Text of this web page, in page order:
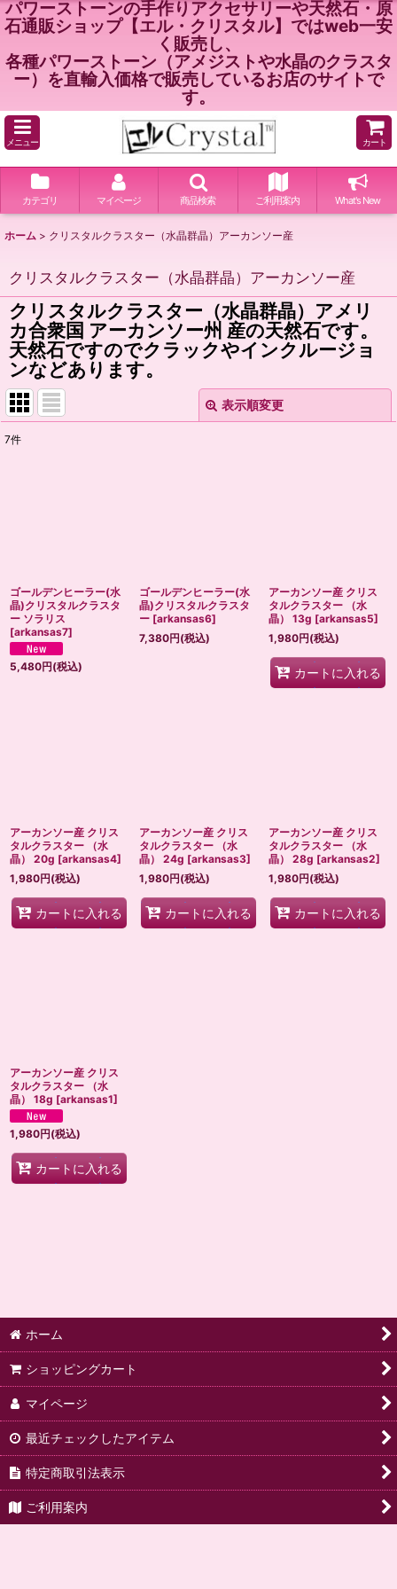
パワーストーンの手作りアクセサリーや天然石・原
石通販ショップ【エル・クリスタル】ではweb一安
く販売し、
各種パワーストーン（アメジストや水晶のクラスタ
ー）を直輸入価格で販売しているお店のサイトで
す。
メニュー カート
カテゴリ マイページ 商品検索 ご利用案内 What's New
ホーム > クリスタルクラスター（水晶群晶）アーカンソー産
クリスタルクラスター（水晶群晶）アーカンソー産
クリスタルクラスター（水晶群晶）アメリ
カ合衆国 アーカンソー州 産の天然石です。
天然石ですのでクラックやインクルージョ
ンなどあります。
表示順変更
7件
ゴールデンヒーラー(水
晶)クリスタルクラスタ
ー ソラリス
[arkansas7]
5,480円(税込)
ゴールデンヒーラー(水
晶)クリスタルクラスタ
ー [arkansas6]
7,380円(税込)
アーカンソー産 クリス
タルクラスター （水
晶） 13g [arkansas5]
1,980円(税込)
カートに入れる
アーカンソー産 クリス
タルクラスター （水
晶） 20g [arkansas4]
1,980円(税込)
カートに入れる
アーカンソー産 クリス
タルクラスター （水
晶） 24g [arkansas3]
1,980円(税込)
カートに入れる
アーカンソー産 クリス
タルクラスター （水
晶） 28g [arkansas2]
1,980円(税込)
カートに入れる
アーカンソー産 クリス
タルクラスター （水
晶） 18g [arkansas1]
1,980円(税込)
カートに入れる
ホーム
ショッピングカート
マイページ
最近チェックしたアイテム
特定商取引法表示
ご利用案内